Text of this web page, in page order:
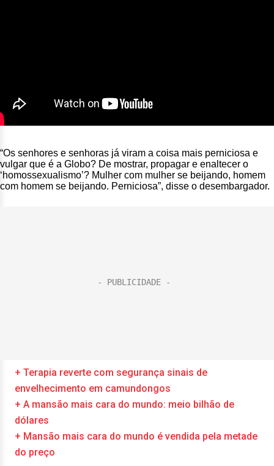
“Os senhores e senhoras já viram a coisa mais perniciosa e
vulgar que é a Globo? De mostrar, propagar e enaltecer o
‘homossexualismo’? Mulher com mulher se beijando, homem
com homem se beijando. Perniciosa”, disse o desembargador.
+ Terapia reverte com segurança sinais de
envelhecimento em camundongos
+ A mansão mais cara do mundo: meio bilhão de
dólares
+ Mansão mais cara do mundo é vendida pela metade
do preço